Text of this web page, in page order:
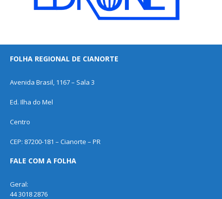
FOLHA REGIONAL DE CIANORTE
Avenida Brasil, 1167 – Sala 3
Ed. Ilha do Mel
Centro
CEP: 87200-181 – Cianorte – PR
FALE COM A FOLHA
Geral:
44 3018 2876